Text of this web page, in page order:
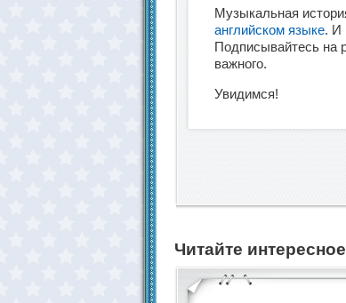
Музыкальная
английском языке. И
Подписывайтесь на
важного.
Увидимся!
Читайте